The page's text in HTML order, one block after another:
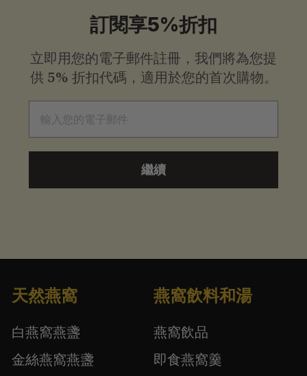
訂閱享5%折扣
立即用您的電子郵件註冊，我們將為您提
供 5% 折扣代碼，適用於您的首次購物。
繼續
天然燕窩
白燕窩燕盞
金絲燕窩燕盞
燕窩飲料和湯
燕窩飲品
即食燕窩羹